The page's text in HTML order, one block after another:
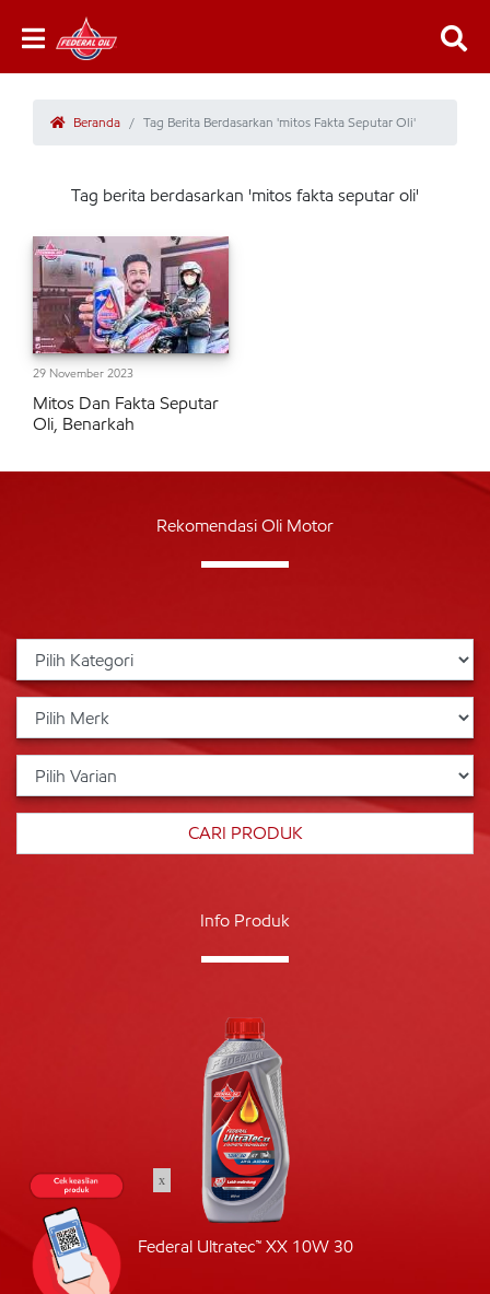
Beranda Tag Berita Berdasarkan 'mitos Fakta Seputar Oli'
Tag berita berdasarkan 'mitos fakta seputar oli'
29 November 2023
Mitos Dan Fakta Seputar
Oli, Benarkah
Rekomendasi Oli Motor
Info Produk
Federal Ultratec™ XX 10W 30
x